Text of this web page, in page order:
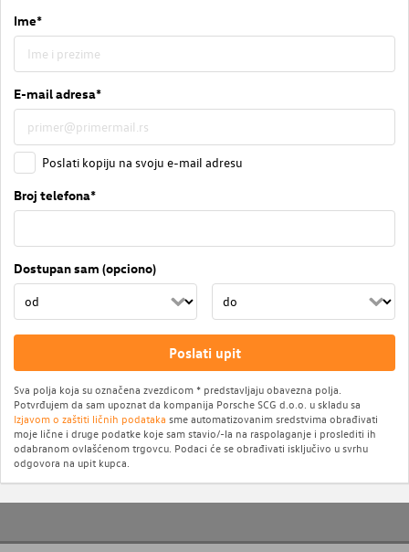
Ime*
E-mail adresa*
Poslati kopiju na svoju e-mail adresu
Broj telefona*
Dostupan sam (opciono)
Poslati upit
Sva polja koja su označena zvezdicom * predstavljaju obavezna polja.
Potvrđujem da sam upoznat da kompanija Porsche SCG d.o.o. u skladu sa
Izjavom o zaštiti ličnih podataka sme automatizovanim sredstvima obrađivati
moje lične i druge podatke koje sam stavio/-la na raspolaganje i proslediti ih
odabranom ovlašćenom trgovcu. Podaci će se obrađivati isključivo u svrhu
odgovora na upit kupca.